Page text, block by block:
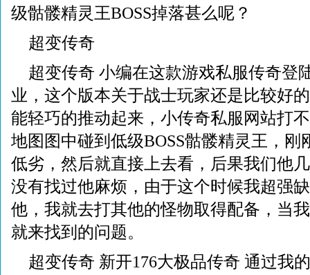
级骷髅精灵王BOSS掉落甚么呢？
超变传奇
超变传奇 小编在这款游戏私服传奇登
业，这个版本关于战士玩家还是比较好
能轻巧的推动起来，小传奇私服网站打
地图图中碰到低级BOSS骷髅精灵王，刚
低劣，然后就直接上去看，后果我们他
没有找过他麻烦，由于这个时候我超强
他，我就去打其他的怪物取得配备，当
就来找到的问题。
超变传奇 新开176大极品传奇 通过我